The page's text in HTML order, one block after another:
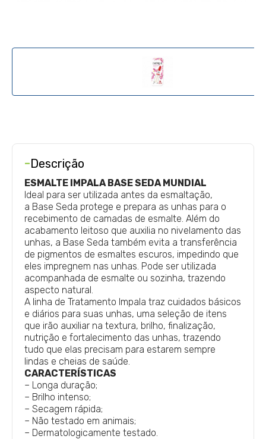
-Descrição
ESMALTE IMPALA BASE SEDA MUNDIAL
Ideal para ser utilizada antes da esmaltação,
a Base Seda protege e prepara as unhas para o
recebimento de camadas de esmalte. Além do
acabamento leitoso que auxilia no nivelamento das
unhas, a Base Seda também evita a transferência
de pigmentos de esmaltes escuros, impedindo que
eles impregnem nas unhas. Pode ser utilizada
acompanhada de esmalte ou sozinha, trazendo
aspecto natural.
A linha de Tratamento Impala traz cuidados básicos
e diários para suas unhas, uma seleção de itens
que irão auxiliar na textura, brilho, finalização,
nutrição e fortalecimento das unhas, trazendo
tudo que elas precisam para estarem sempre
lindas e cheias de saúde.
CARACTERÍSTICAS
– Longa duração;
– Brilho intenso;
– Secagem rápida;
– Não testado em animais;
– Dermatologicamente testado.